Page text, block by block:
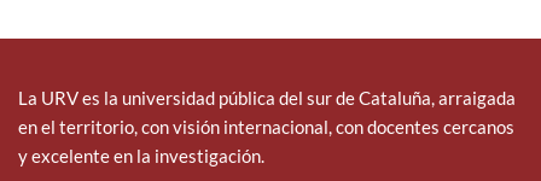
La URV es la universidad pública del sur de Cataluña, arraigada
en el territorio, con visión internacional, con docentes cercanos
y excelente en la investigación.